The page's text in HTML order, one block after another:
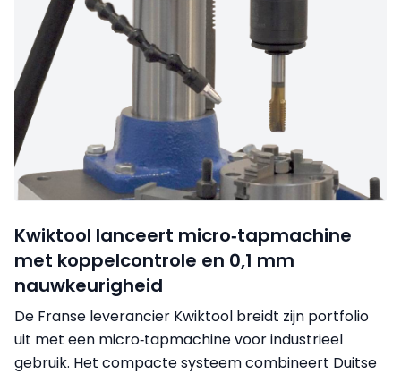
Kwiktool lanceert micro‑tapmachine
met koppelcontrole en 0,1 mm
nauwkeurigheid
De Franse leverancier Kwiktool breidt zijn portfolio
uit met een micro‑tapmachine voor industrieel
gebruik. Het compacte systeem combineert Duitse